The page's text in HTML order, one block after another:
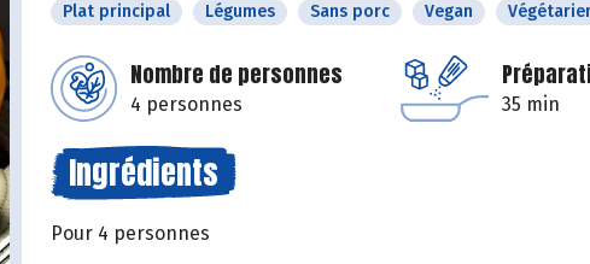
Plat principal Légumes Sans porc Vegan
Nombre de personnes
4 personnes 35 min
Ingrédients
Pour 4 personnes